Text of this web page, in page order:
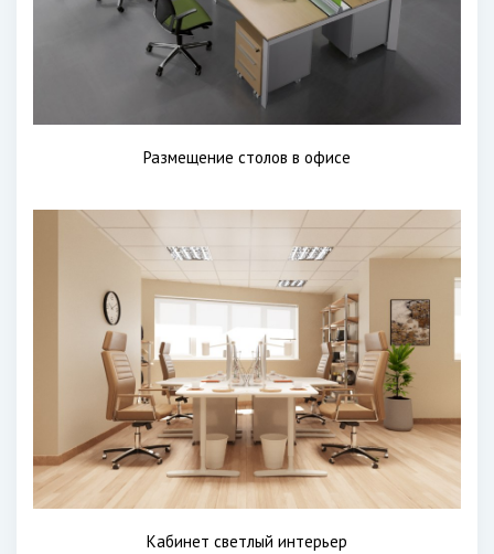
Размещение столов в офисе
Кабинет светлый интерьер